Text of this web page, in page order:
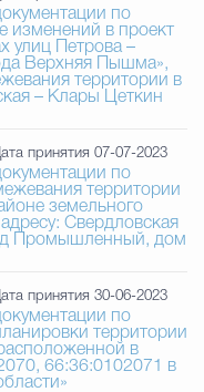
по
изменений в проект
улиц Петрова –
территории в
принятия 07-07-2023
по
территории
земельного
Свердловская
Промышленный, дом
принятия 30-06-2023
по
территории
в
66:36:0102071 в